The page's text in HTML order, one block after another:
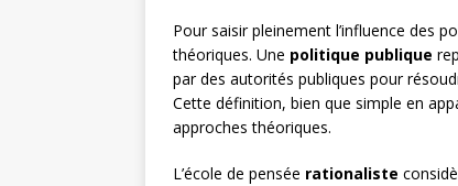
Pour saisir pleinement l’influence des
théoriques. Une politique publique
par des autorités publiques pour
Cette définition, bien que simple en
approches théoriques.
L’école de pensée rationaliste